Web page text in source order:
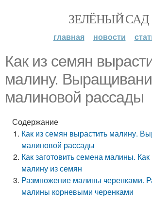
ЗЕЛЁНЫЙ САД
главная новости
Как из семян
малину.
малиновой рассады
Содержание
Как из семян вырастить малину.
малиновой рассады
Как заготовить семена малины. Как
малину из семян
Размножение малины черенками.
малины корневыми черенками